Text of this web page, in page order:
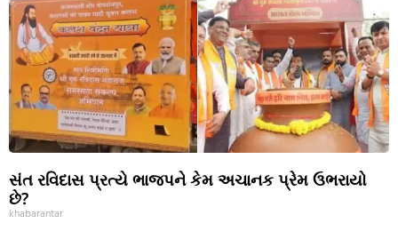
સંત રવિદાસ પ્રત્યે ભાજપને કેમ અચાનક પ્રેમ ઉભરાયો
છે?
khabarantar